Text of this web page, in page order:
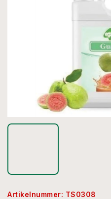
Artikelnummer: TS0308